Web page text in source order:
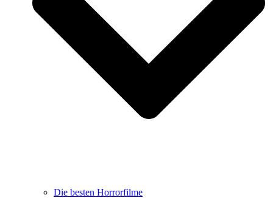
Die besten Horrorfilme